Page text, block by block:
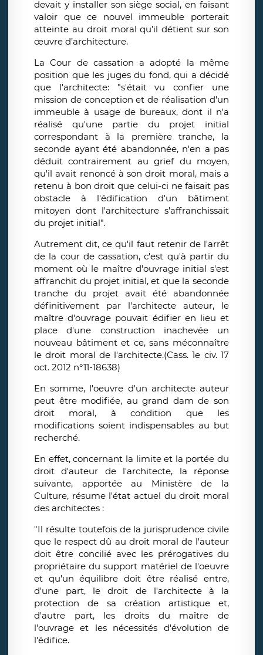
devait y installer son siège social, en faisant
valoir que ce nouvel immeuble porterait
atteinte au droit moral qu’il détient sur son
œuvre d’architecture.
La Cour de cassation a adopté la même
position que les juges du fond, qui a décidé
que l'architecte: "s'était vu confier une
mission de conception et de réalisation d'un
immeuble à usage de bureaux, dont il n'a
réalisé qu'une partie du projet initial
correspondant à la première tranche, la
seconde ayant été abandonnée, n'en a pas
déduit contrairement au grief du moyen,
qu'il avait renoncé à son droit moral, mais a
retenu à bon droit que celui-ci ne faisait pas
obstacle à l'édification d'un bâtiment
mitoyen dont l'architecture s'affranchissait
du projet initial".
Autrement dit, ce qu'il faut retenir de l'arrêt
de la cour de cassation, c'est qu'à partir du
moment où le maître d'ouvrage initial s'est
affranchit du projet initial, et que la seconde
tranche du projet avait été abandonnée
définitivement par l'architecte auteur, le
maître d'ouvrage pouvait édifier en lieu et
place d'une construction inachevée un
nouveau bâtiment et ce, sans méconnaître
le droit moral de l'architecte.(Cass. 1e civ. 17
oct. 2012 n°11-18638)
En somme, l'oeuvre d'un architecte auteur
peut être modifiée, au grand dam de son
droit moral, à condition que les
modifications soient indispensables au but
recherché.
En effet, concernant la limite et la portée du
droit d'auteur de l'architecte, la réponse
suivante, apportée au Ministère de la
Culture, résume l'état actuel du droit moral
des architectes :
"Il résulte toutefois de la jurisprudence civile
que le respect dû au droit moral de l'auteur
doit être concilié avec les prérogatives du
propriétaire du support matériel de l'oeuvre
et qu'un équilibre doit être réalisé entre,
d'une part, le droit de l'architecte à la
protection de sa création artistique et,
d'autre part, les droits du maître de
l'ouvrage et les nécessités d'évolution de
l'édifice.